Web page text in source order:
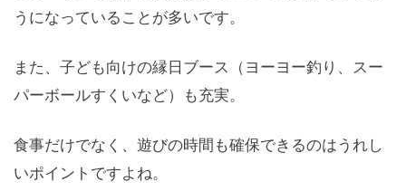
うになっていることが多いです。
また、子ども向けの縁日ブース（ヨーヨー釣り、スー
パーボールすくいなど）も充実。
食事だけでなく、遊びの時間も確保できるのはうれし
いポイントですよね。